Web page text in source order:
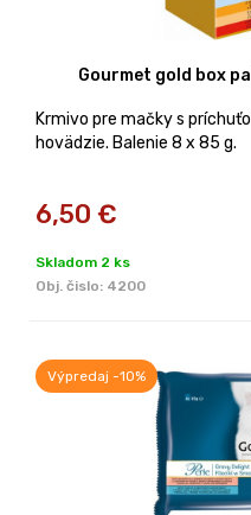
Gourmet gold box
Krmivo pre mačky s
hovädzie. Balenie 8 x 85 g.
6,50 €
Skladom 2 ks
Obj. čislo: 4200
Výpredaj -10%